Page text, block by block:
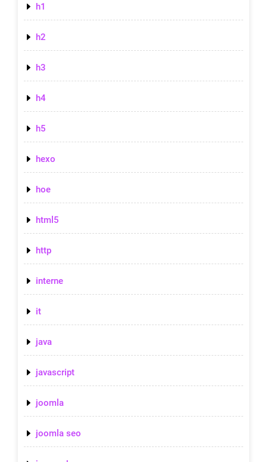
h1
h2
h3
h4
h5
hexo
hoe
html5
http
interne
it
java
javascript
joomla
joomla seo